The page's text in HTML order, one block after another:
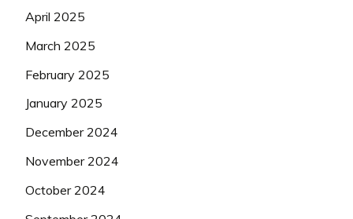
April 2025
March 2025
February 2025
January 2025
December 2024
November 2024
October 2024